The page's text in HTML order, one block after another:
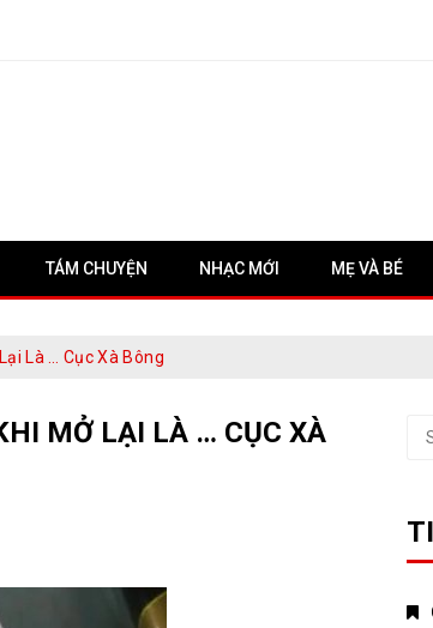
TÁM CHUYỆN NHẠC MỚI MẸ VÀ BÉ
Là … Cục Xà Bông
MỞ LẠI LÀ … CỤC XÀ